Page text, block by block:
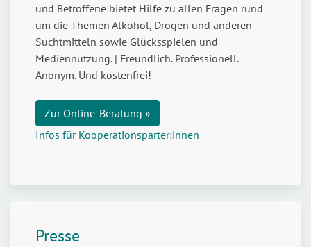
und Betroffene bietet Hilfe zu allen Fragen rund
um die Themen Alkohol, Drogen und anderen
Suchtmitteln sowie Glücksspielen und
Mediennutzung. | Freundlich. Professionell.
Anonym. Und kostenfrei!
Zur Online-Beratung »
Infos für Kooperationsparter:innen
Presse